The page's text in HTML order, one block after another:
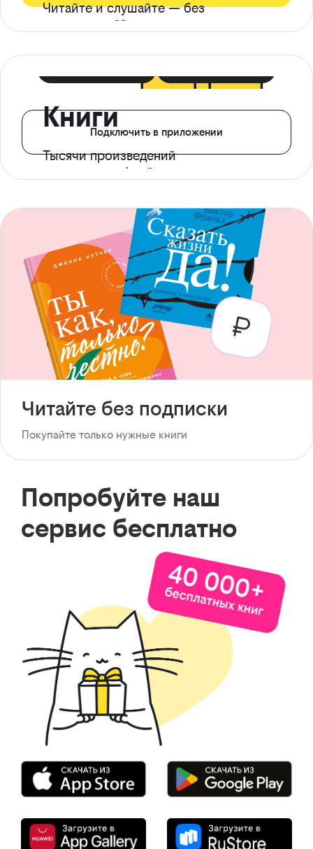
Читайте и слушайте — без
ограничений*
Книги
Тысячи произведений
с доступом офлайн
Подключить в приложении
Читайте без подписки
Покупайте только нужные книги
Попробуйте наш
сервис бесплатно